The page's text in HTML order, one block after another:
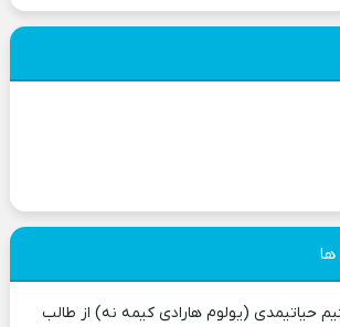
حیاتیمدی (یولوم هارادی کیمه نه) از طالب